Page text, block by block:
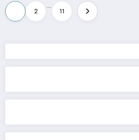
Paginación
de
entradas
2
…
11